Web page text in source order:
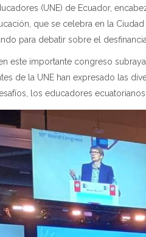
(UNE) de Ecuador,
que se celebra en la
para debatir sobre el
en este importante congreso
de la UNE han expresado las
los educadores